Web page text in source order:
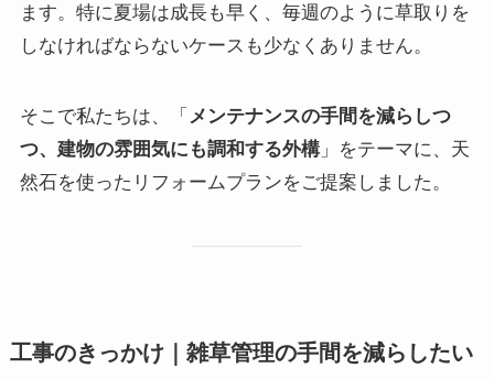
ます。特に夏場は成長も早く、毎週のように草取りを
しなければならないケースも少なくありません。
そこで私たちは、「 メンテナンスの手間を減らしつ
つ、建物の雰囲気にも調和する外構」をテーマに、天
然石を使ったリフォームプランをご提案しました。
工事のきっかけ｜雑草管理の手間を減らしたい